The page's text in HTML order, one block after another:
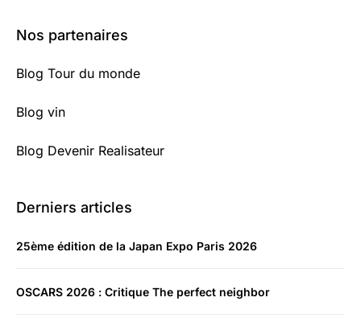
Nos partenaires
Blog Tour du monde
Blog vin
Blog Devenir Realisateur
Derniers articles
25ème édition de la Japan Expo Paris 2026
OSCARS 2026 : Critique The perfect neighbor